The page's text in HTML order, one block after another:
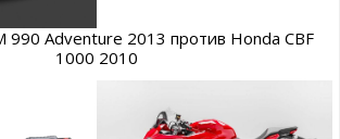
990 Adventure 2013 против Honda CBF
1000 2010